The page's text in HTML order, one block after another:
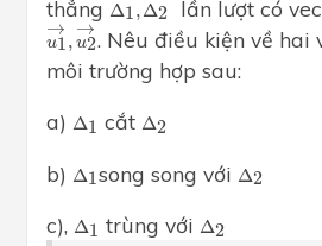
thẳng Δ1, Δ2 lần lượt có
→
u1,
→
u2
u1→,u2→
. Nêu điều kiện về hai
môi trường hợp sau:
a) Δ1
Δ 1 cắt Δ2
Δ 2
b) Δ1
Δ 1 song song với Δ2
Δ 2
c), Δ1
Δ 1 trùng với Δ2
Δ 2